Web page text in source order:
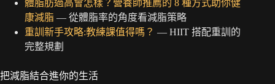
體脂肪過高會怎樣？營養師推薦的 8 種方式助你健
康減脂 — 從體脂率的角度看減脂策略
重訓新手攻略:教練課值得嗎？ — HIIT 搭配重訓的
完整規劃
把減脂結合進你的生活